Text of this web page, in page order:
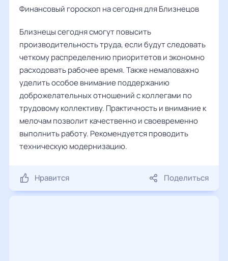
Финансовый гороскоп на сегодня для Близнецов
Близнецы сегодня смогут повысить
производительность труда, если будут следовать
четкому распределению приоритетов и экономно
расходовать рабочее время. Также немаловажно
уделить особое внимание поддержанию
доброжелательных отношений с коллегами по
трудовому коллективу. Практичность и внимание к
мелочам позволит качественно и своевременно
выполнить работу. Рекомендуется проводить
техническую модернизацию.
Нравится Поделиться